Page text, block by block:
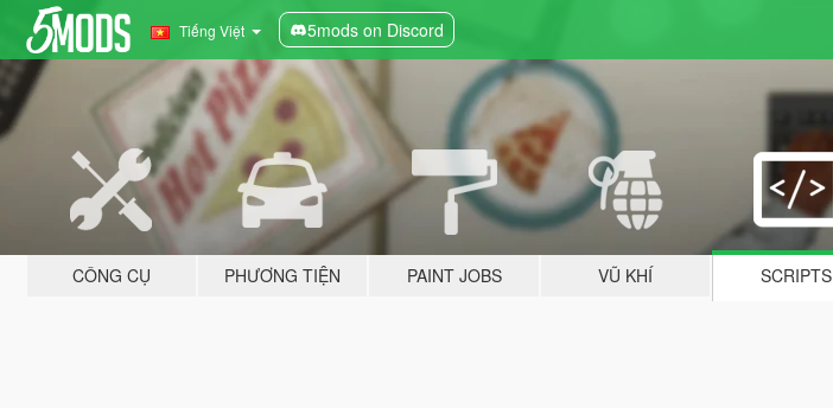
Tiếng Việt 5mods on Discord
CÔNG CỤ PHƯƠNG TIỆN PAINT JOBS VŨ KHÍ SCRIPTS